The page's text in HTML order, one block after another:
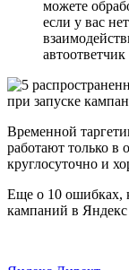
можете
если у вас
Временной
работают только в
круглосуточно и
Еще о 10 ошибках,
кампаний в Яндекс